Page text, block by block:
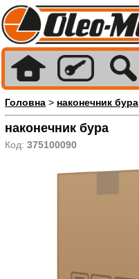
Головна > наконечник бура
наконечник бура
Код: 375100090